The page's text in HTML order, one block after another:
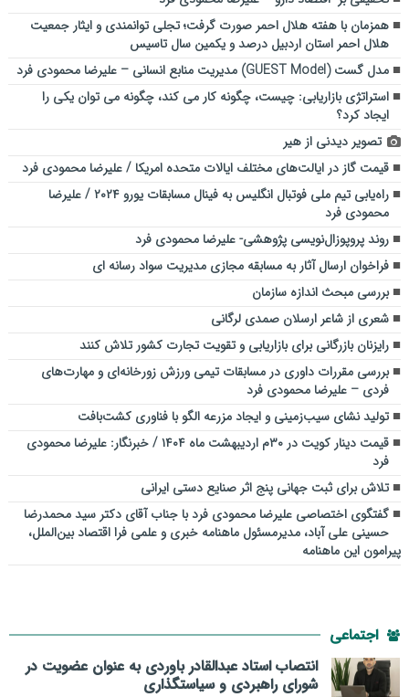
همزمان با هفته هلال احمر صورت گرفت؛ تجلی توانمندی و ایثار جمعیت
هلال احمر استان اردبیل درصد و یکمین سال تاسیس
مدل گست (GUEST Model) مدیریت منابع انسانی – علیرضا محمودی فرد
استراتژی بازاریابی: چیست، چگونه کار می کند، چگونه می توان یکی را
ایجاد کرد؟
تصویر دیدنی از هیر
قیمت گاز در ایالت‌های مختلف ایالات متحده امریکا / علیرضا محمودی فرد
راه‌یابی تیم ملی فوتبال انگلیس به فینال مسابقات یورو ۲۰۲۴ / علیرضا
محمودی فرد
روند پروپوزال‌نویسی پژوهشی- علیرضا محمودی فرد
فراخوان ارسال آثار به مسابقه مجازی مدیریت سواد رسانه ای
بررسی مبحث اندازه سازمان
شعری از شاعر ارسلان صمدی لرگانی
رایزنان بازرگانی برای بازاریابی و تقویت تجارت کشور تلاش کنند
بررسی مقررات داوری در مسابقات تیمي ورزش زورخانه‌ای و مهارت‌های
فردی – علیرضا محمودی فرد
تولید نشای سیب‌زمینی و ایجاد مزرعه الگو با فناوری کشت‌بافت
قیمت دینار کویت در ۳۰م اردیبهشت ماه ۱۴۰۴ / خبرنگار: علیرضا محمودی
فرد
تلاش برای ثبت جهانی پنج اثر صنایع دستی ایرانی
گفتگوی اختصاصی علیرضا محمودی فرد با جناب آقای دکتر سید محمدرضا
حسینی علی آباد، مدیرمسئول ماهنامه خبری و علمی فرا اقتصاد بین‌الملل،
پیرامون این ماهنامه
اجتماعی
انتصاب استاد عبدالقادر باوردی به عنوان عضویت در
شورای راهبردی و سیاستگذاری